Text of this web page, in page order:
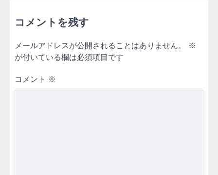
コメントを残す
メールアドレスが公開されることはありません。
※
が付いている欄は必須項目です
コメント ※